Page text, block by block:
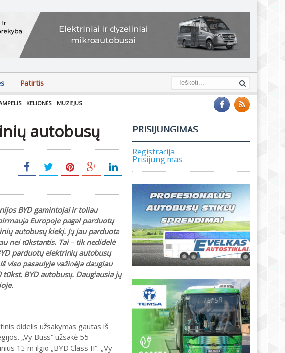
Patirtis
KELIONĖS MUZIEJUS
autobusų
BYD gamintojai ir toliau
Europoje pagal parduotų
autobusų kiekį. Jų jau parduota
nei tūkstantis. Tai – tik nedidelė
parduotų elektrinių autobusų
viso pasaulyje važinėja daugiau
tūkst. BYD autobusų. Daugiausia jų
didelis užsakymas gautas iš
„Vy Buss“ užsakė 55
13 m ilgio „BYD Class II“. „Vy
PRISIJUNGIMAS
Registracija
Prisijungimas